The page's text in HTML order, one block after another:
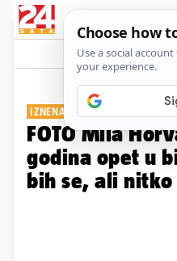
IZNENADILA OBJAVOM
FOTO Mila
godina opet u
bih se, ali